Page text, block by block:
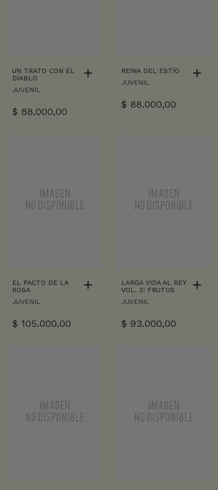
UN TRATO CON EL
DIABLO
JUVENIL
$ 88.000,00
REINA DEL ESTÍO
JUVENIL
$ 88.000,00
EL PACTO DE LA
ROSA
JUVENIL
$ 105.000,00
LARGA VIDA AL REY
VOL. 3: FRUTOS
JUVENIL
$ 93.000,00